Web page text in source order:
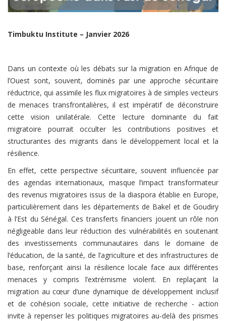
Timbuktu Institute – Janvier 2026
Dans un contexte où les débats sur la migration en Afrique de
l’Ouest sont, souvent, dominés par une approche sécuritaire
réductrice, qui assimile les flux migratoires à de simples vecteurs
de menaces transfrontalières, il est impératif de déconstruire
cette vision unilatérale. Cette lecture dominante du fait
migratoire pourrait occulter les contributions positives et
structurantes des migrants dans le développement local et la
résilience.
En effet, cette perspective sécuritaire, souvent influencée par
des agendas internationaux, masque l’impact transformateur
des revenus migratoires issus de la diaspora établie en Europe,
particulièrement dans les départements de Bakel et de Goudiry
à l’Est du Sénégal. Ces transferts financiers jouent un rôle non
négligeable dans leur réduction des vulnérabilités en soutenant
des investissements communautaires dans le domaine de
l’éducation, de la santé, de l’agriculture et des infrastructures de
base, renforçant ainsi la résilience locale face aux différentes
menaces y compris l’extrémisme violent. En replaçant la
migration au cœur d’une dynamique de développement inclusif
et de cohésion sociale, cette initiative de recherche - action
invite à repenser les politiques migratoires au-delà des prismes